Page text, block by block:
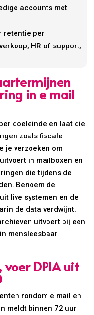
accounts met
retentie per
HR of support,
in e mail
doeleinde en laat die
zoals fiscale
je verzoeken om
in mailboxen en
die tijdens de
Benoem de
live systemen en de
de data verdwijnt.
uitvoert bij een
mensleesbaar
voer DPIA uit
rondom e mail en
meldt binnen 72 uur